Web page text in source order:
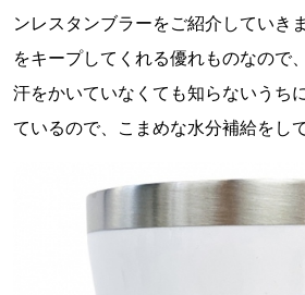
ンレスタンブラーをご紹介していき
をキープしてくれる優れものなので
汗をかいていなくても知らないうち
ているので、こまめな水分補給をし